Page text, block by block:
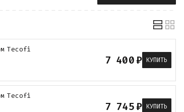
Tecofi
7 400₽ КУПИТЬ
Tecofi
7 745₽ КУПИТЬ